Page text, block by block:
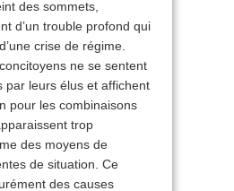
des sommets,
d’un trouble profond qui
crise de régime.
ne se sentent
par leurs élus et affichent
pour les combinaisons
trop
des moyens de
de situation. Ce
des causes